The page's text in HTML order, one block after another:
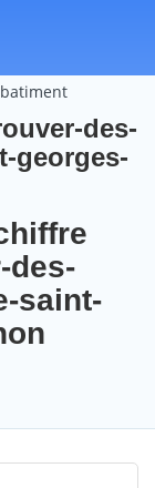
des-
georges-
des-
saint-